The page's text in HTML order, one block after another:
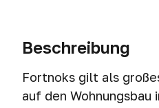
Beschreibung
Fortnoks gilt als
auf den Wohnungsbau